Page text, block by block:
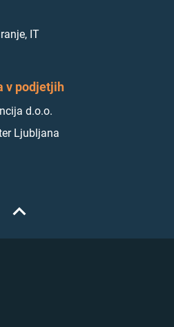
IT
v podjetjih
d.o.o.
Ljubljana